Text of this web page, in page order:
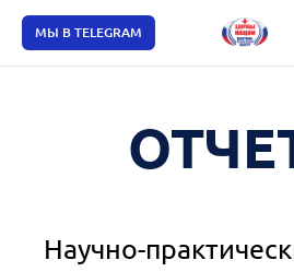
МЫ В TELEGRAM
Научно-